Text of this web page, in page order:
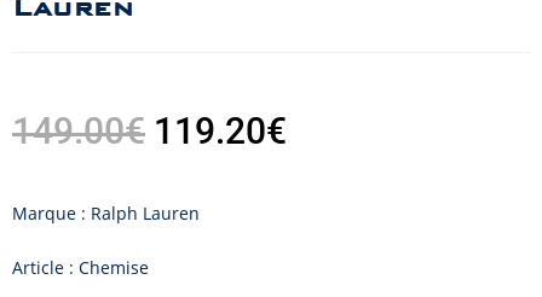
Lauren
149.00€ 119.20€
Marque : Ralph Lauren
Article : Chemise